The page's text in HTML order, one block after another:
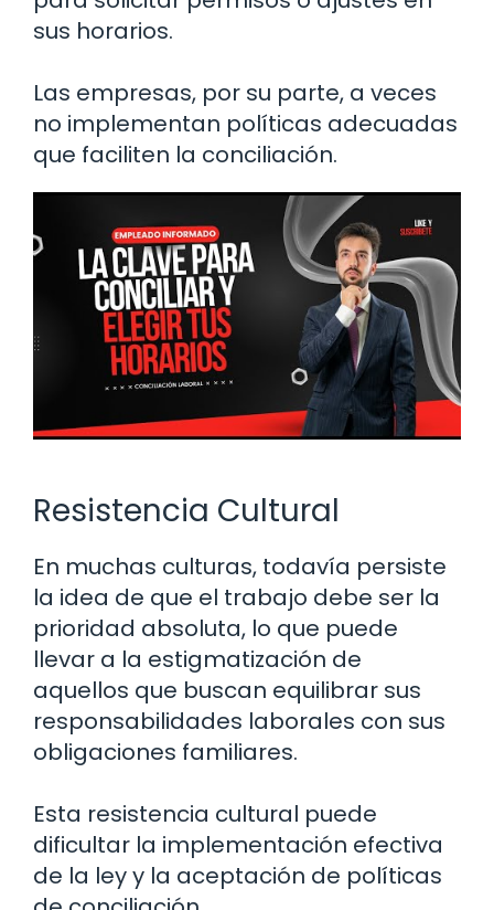
sus horarios.
Las empresas, por su parte, a veces
no implementan políticas adecuadas
que faciliten la conciliación.
Resistencia Cultural
En muchas culturas, todavía persiste
la idea de que el trabajo debe ser la
prioridad absoluta, lo que puede
llevar a la estigmatización de
aquellos que buscan equilibrar sus
responsabilidades laborales con sus
obligaciones familiares.
Esta resistencia cultural puede
dificultar la implementación efectiva
de la ley y la aceptación de políticas